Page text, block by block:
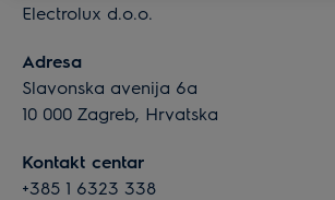
Electrolux d.o.o.
Adresa
Slavonska avenija 6a
10 000 Zagreb, Hrvatska
Kontakt centar
+385 1 6323 338